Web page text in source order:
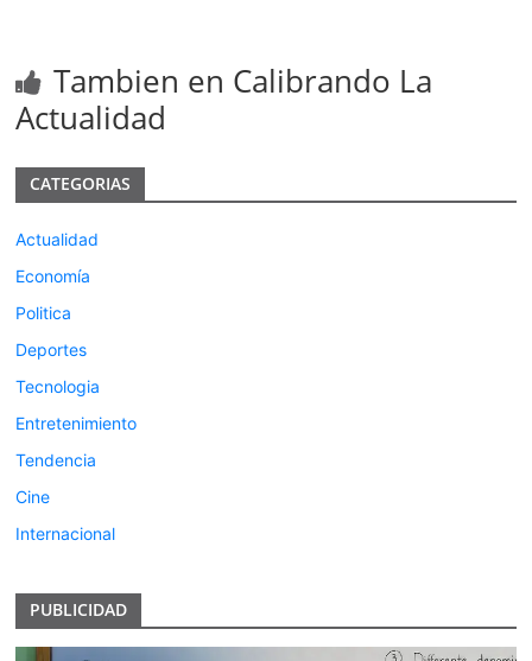
Tambien en Calibrando La
Actualidad
CATEGORIAS
Actualidad
Economía
Politica
Deportes
Tecnologia
Entretenimiento
Tendencia
Cine
Internacional
PUBLICIDAD